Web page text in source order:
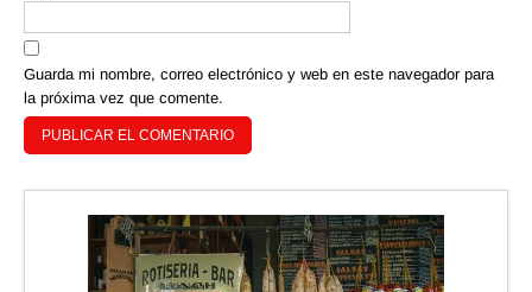
Guarda mi nombre, correo electrónico y web en este navegador para
la próxima vez que comente.